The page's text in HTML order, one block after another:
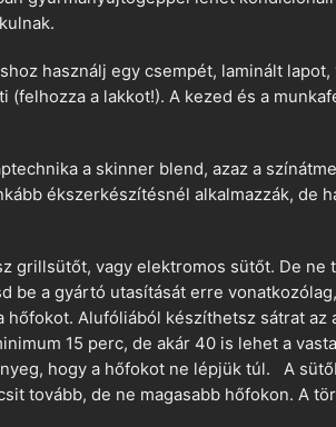
használj egy csempét, laminált
(felhozza a lakkot!). A kezed és a
a skinner blend, azaz a
ékszerkészítésnél alkalmazzák, de
grillsütőt, vagy elektromos sütőt. De
be a gyártó utasítását erre
hőfokot. Alufóliából készíthetsz sátrat
15 perc, de akár 40 is lehet a
hogy a hőfokot ne lépjük túl. A
tovább, de ne magasabb hőfokon. A